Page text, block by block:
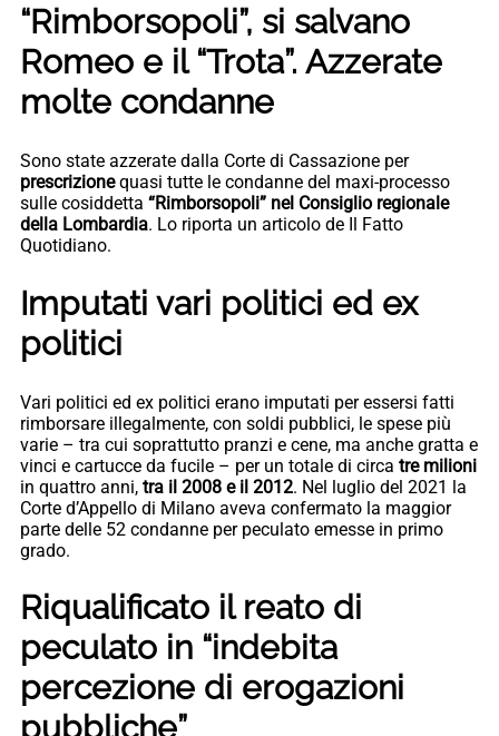
“Rimborsopoli”, si salvano
Romeo e il “Trota”. Azzerate
molte condanne
Sono state azzerate dalla Corte di Cassazione per
prescrizionequasi tutte le condanne del maxi-processo
sulle cosiddetta “Rimborsopoli” nel Consiglio regionale
della Lombardia. Lo riporta un articolo de Il Fatto
Quotidiano.
Imputati vari politici ed ex
politici
Vari politici ed ex politici erano imputati per essersi fatti
rimborsare illegalmente, con soldi pubblici, le spese più
varie – tra cui soprattutto pranzi e cene, ma anche gratta e
vinci e cartucce da fucile – per un totale di circa tre milioni
in quattro anni, tra il 2008 e il 2012. Nel luglio del 2021 la
Corte d’Appello di Milano aveva confermato la maggior
parte delle 52 condanne per peculato emesse in primo
grado.
Riqualificato il reato di
peculato in “indebita
percezione di erogazioni
pubbliche”